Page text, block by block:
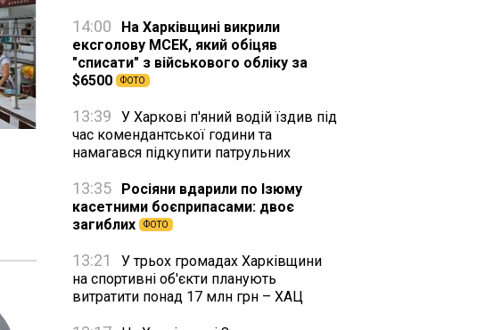
14:00
На Харківщині викрили
ексголову МСЕК, який обіцяв
"списати" з військового обліку за
$6500
ФОТО
13:39
У Харкові п'яний водій їздив під
час комендантської години та
намагався підкупити патрульних
13:35
Росіяни вдарили по Ізюму
касетними боєприпасами: двоє
загиблих
ФОТО
13:21
У трьох громадах Харківщини
на спортивні об'єкти планують
витратити понад 17 млн грн – ХАЦ